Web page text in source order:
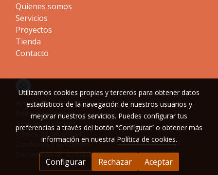
Quienes somos
Servicios
Proyectos
Tienda
Contacto
Aviso legal
Política de cookies
Gestión de cookies
Política de privacidad
Condiciones de compra
Declaración de accesibilidad
Utilizamos cookies propias y terceros para obtener datos
estadísticos de la navegación de nuestros usuarios y
mejorar nuestros servicios. Puedes configurar tus
preferencias a través del botón “Configurar” o obtener más
información en nuestra Política de cookies.
Configurar Rechazar Aceptar